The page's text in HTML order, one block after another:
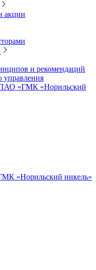
акции
и рекомендаций
управления
«ГМК «Норильский
«Норильский никель»